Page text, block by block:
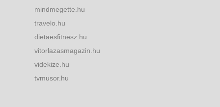
mindmegette.hu
travelo.hu
dietaesfitnesz.hu
vitorlazasmagazin.hu
videkize.hu
tvmusor.hu